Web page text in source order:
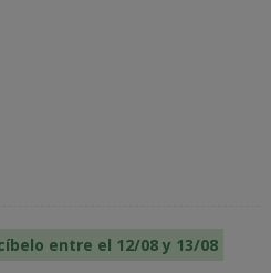
entre el 12/08 y 13/08